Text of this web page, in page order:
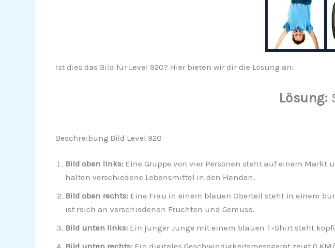
Ist dies das Bild für Level 920? Hier bieten wir dir die Lösung an:
Lösung:
Beschreibung Bild Level 920
Bild oben links:Eine Gruppe von vier Personen steht auf einem Markt
halten verschiedene Lebensmittel in den Händen.
Bild oben rechts:Eine Frau in einem blauen Oberteil steht in einem
ist reich an verschiedenen Früchten und Gemüse.
Bild unten links:Ein junger Junge mit einem blauen T-Shirt steht